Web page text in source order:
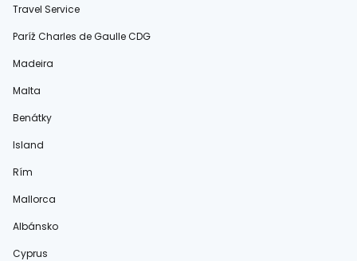
Travel Service
Paríž Charles de Gaulle CDG
Madeira
Malta
Benátky
Island
Rím
Mallorca
Albánsko
Cyprus